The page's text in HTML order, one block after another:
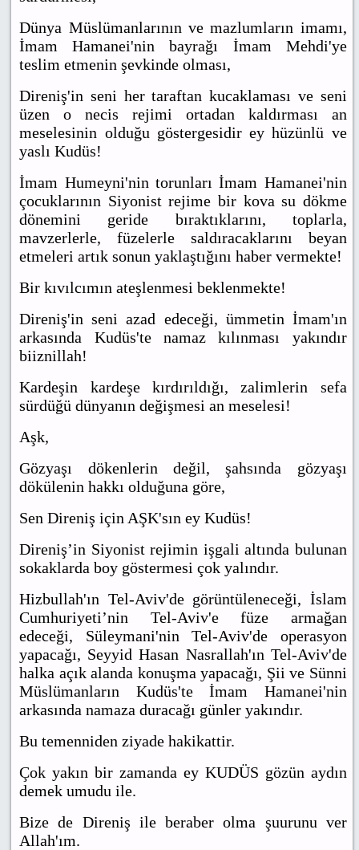
Dünya Müslümanlarının ve mazlumların imamı,
İmam Hamanei'nin bayrağı İmam Mehdi'ye
teslim etmenin şevkinde olması,
Direniş'in seni her taraftan kucaklaması ve seni
üzen o necis rejimi ortadan kaldırması an
meselesinin olduğu göstergesidir ey hüzünlü ve
yaslı Kudüs!
İmam Humeyni'nin torunları İmam Hamanei'nin
çocuklarının Siyonist rejime bir kova su dökme
dönemini geride bıraktıklarını, toplarla,
mavzerlerle, füzelerle saldıracaklarını beyan
etmeleri artık sonun yaklaştığını haber vermekte!
Bir kıvılcımın ateşlenmesi beklenmekte!
Direniş'in seni azad edeceği, ümmetin İmam'ın
arkasında Kudüs'te namaz kılınması yakındır
biiznillah!
Kardeşin kardeşe kırdırıldığı, zalimlerin sefa
sürdüğü dünyanın değişmesi an meselesi!
Aşk,
Gözyaşı dökenlerin değil, şahsında gözyaşı
dökülenin hakkı olduğuna göre,
Sen Direniş için AŞK'sın ey Kudüs!
Direniş’in Siyonist rejimin işgali altında bulunan
sokaklarda boy göstermesi çok yalındır.
Hizbullah'ın Tel-Aviv'de görüntüleneceği, İslam
Cumhuriyeti’nin Tel-Aviv'e füze armağan
edeceği, Süleymani'nin Tel-Aviv'de operasyon
yapacağı, Seyyid Hasan Nasrallah'ın Tel-Aviv'de
halka açık alanda konuşma yapacağı, Şii ve Sünni
Müslümanların Kudüs'te İmam Hamanei'nin
arkasında namaza duracağı günler yakındır.
Bu temenniden ziyade hakikattir.
Çok yakın bir zamanda ey KUDÜS gözün aydın
demek umudu ile.
Bize de Direniş ile beraber olma şuurunu ver
Allah'ım.